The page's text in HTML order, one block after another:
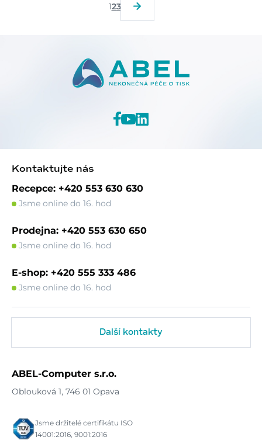
123
Kontaktujte nás
Recepce: +420 553 630 630
Jsme online do 16. hod
Prodejna: +420 553 630 650
Jsme online do 16. hod
E-shop: +420 555 333 486
Jsme online do 16. hod
Další kontakty
ABEL-Computer s.r.o.
Oblouková 1, 746 01 Opava
Jsme držitelé certifikátu ISO
14001:2016, 9001:2016